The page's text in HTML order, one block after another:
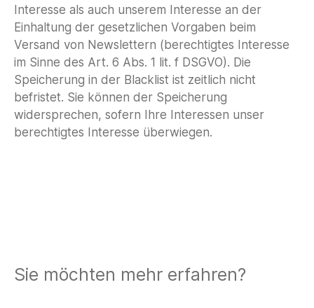
Interesse als auch unserem Interesse an der
Einhaltung der gesetzlichen Vorgaben beim
Versand von Newslettern (berechtigtes Interesse
im Sinne des Art. 6 Abs. 1 lit. f DSGVO). Die
Speicherung in der Blacklist ist zeitlich nicht
befristet. Sie können der Speicherung
widersprechen, sofern Ihre Interessen unser
berechtigtes Interesse überwiegen.
Sie möchten mehr erfahren?